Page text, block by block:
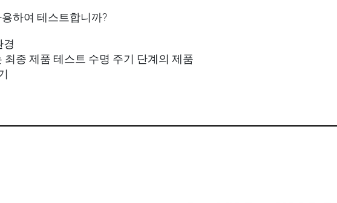
하여 테스트합니까?
최종 제품 테스트 수명 주기 단계의 제품